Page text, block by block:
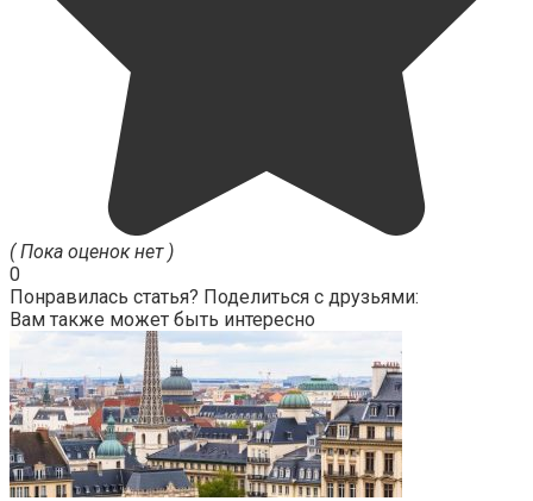
( Пока оценок нет )
0
Понравилась статья? Поделиться с друзьями:
Вам также может быть интересно